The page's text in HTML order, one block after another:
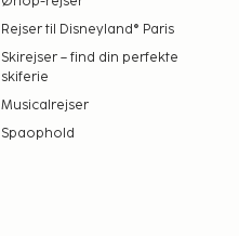
Rejser til Disneyland® Paris
Skirejser – find din perfekte
skiferie
Musicalrejser
Spaophold